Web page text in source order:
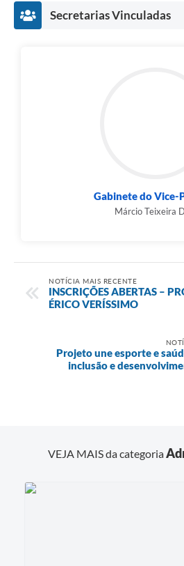
Secretarias Vinculadas
Gabinete do Vice-
Márcio Teixeira
NOTÍCIA MAIS RECENTE
INSCRIÇÕES ABERTAS –
ÉRICO VERÍSSIMO
Projeto une esporte e
inclusão e
VEJA MAIS da categoria